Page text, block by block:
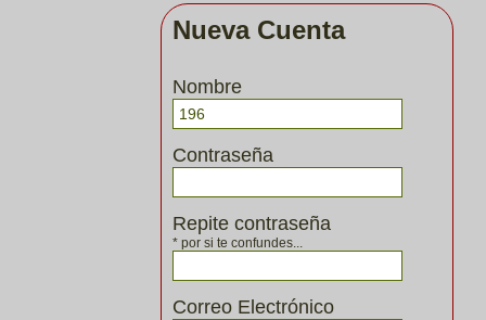
Nueva Cuenta
Nombre
Contraseña
Repite contraseña
* por si te confundes...
Correo Electrónico